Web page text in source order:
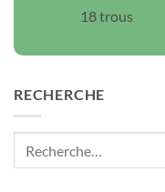
18 trous
RECHERCHE